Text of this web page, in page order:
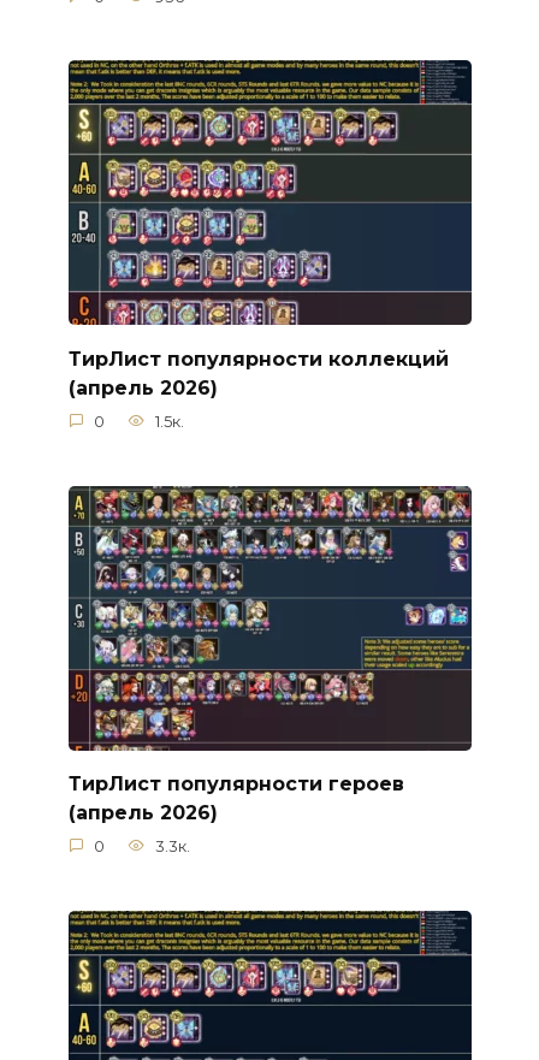
ТирЛист популярности коллекций
(апрель 2026)
0 1.5к.
ТирЛист популярности героев
(апрель 2026)
0 3.3к.